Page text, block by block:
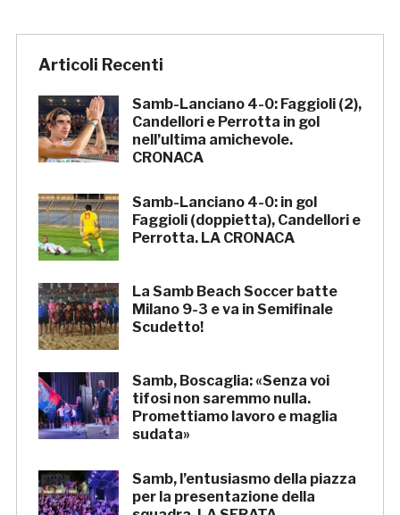
Articoli Recenti
Samb-Lanciano 4-0: Faggioli (2),
Candellori e Perrotta in gol
nell’ultima amichevole.
CRONACA
Samb-Lanciano 4-0: in gol
Faggioli (doppietta), Candellori e
Perrotta. LA CRONACA
La Samb Beach Soccer batte
Milano 9-3 e va in Semifinale
Scudetto!
Samb, Boscaglia: «Senza voi
tifosi non saremmo nulla.
Promettiamo lavoro e maglia
sudata»
Samb, l’entusiasmo della piazza
per la presentazione della